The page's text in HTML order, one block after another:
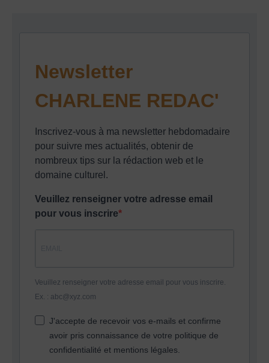
Newsletter
CHARLENE REDAC'
Inscrivez-vous à ma newsletter hebdomadaire
pour suivre mes actualités, obtenir de
nombreux tips sur la rédaction web et le
domaine culturel.
Veuillez renseigner votre adresse email
pour vous inscrire
Veuillez renseigner votre adresse email pour vous inscrire.
Ex. : abc@xyz.com
J'accepte de recevoir vos e-mails et confirme
avoir pris connaissance de votre politique de
confidentialité et mentions légales.